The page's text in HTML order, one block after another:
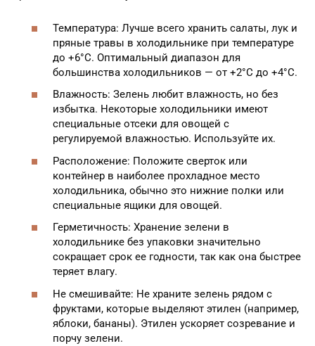
Температура: Лучше всего хранить салаты, лук и
пряные травы в холодильнике при температуре
до +6°C. Оптимальный диапазон для
большинства холодильников — от +2°C до +4°C.
Влажность: Зелень любит влажность, но без
избытка. Некоторые холодильники имеют
специальные отсеки для овощей с
регулируемой влажностью. Используйте их.
Расположение: Положите сверток или
контейнер в наиболее прохладное место
холодильника, обычно это нижние полки или
специальные ящики для овощей.
Герметичность: Хранение зелени в
холодильнике без упаковки значительно
сокращает срок ее годности, так как она быстрее
теряет влагу.
Не смешивайте: Не храните зелень рядом с
фруктами, которые выделяют этилен (например,
яблоки, бананы). Этилен ускоряет созревание и
порчу зелени.